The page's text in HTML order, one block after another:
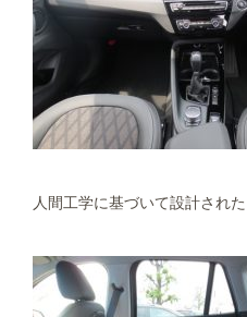
人間工学に基づいて設計され